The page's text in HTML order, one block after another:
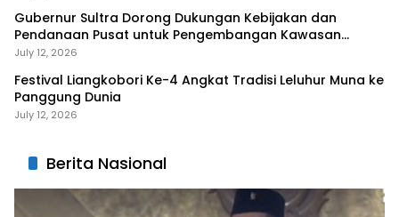
Gubernur Sultra Dorong Dukungan Kebijakan dan
Pendanaan Pusat untuk Pengembangan Kawasan
Liangkobhori
July 12, 2026
Festival Liangkobori Ke-4 Angkat Tradisi Leluhur Muna ke
Panggung Dunia
July 12, 2026
Berita Nasional